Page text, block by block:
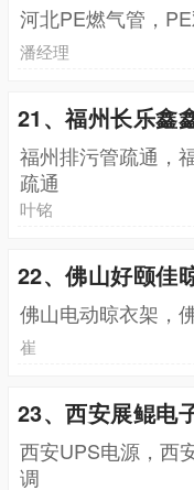
河北PE燃气管，
潘经理
21、福州长乐鑫
福州排污管疏通，
疏通
叶铭
22、佛山好颐佳
佛山电动晾衣架，
崔
23、西安展鲲电
西安UPS电源，西
调